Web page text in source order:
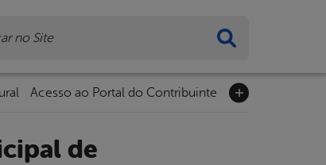
Acesso ao Portal do Contribuinte